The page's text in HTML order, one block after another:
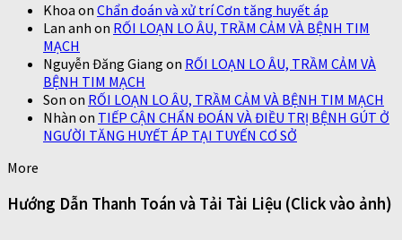
Khoa on Chẩn đoán và xử trí Cơn tăng huyết áp
Lan anh on RỐI LOẠN LO ÂU, TRẦM CẢM VÀ BỆNH TIM
MẠCH
Nguyễn Đăng Giang on RỐI LOẠN LO ÂU, TRẦM CẢM VÀ
BỆNH TIM MẠCH
Son on RỐI LOẠN LO ÂU, TRẦM CẢM VÀ BỆNH TIM MẠCH
Nhàn on TIẾP CẬN CHẨN ĐOÁN VÀ ĐIỀU TRỊ BỆNH GÚT Ở
NGƯỜI TĂNG HUYẾT ÁP TẠI TUYẾN CƠ SỞ
More
Hướng Dẫn Thanh Toán và Tải Tài Liệu (Click vào ảnh)